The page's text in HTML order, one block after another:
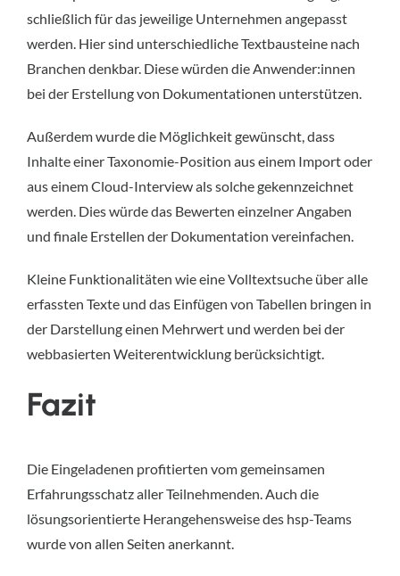
schließlich für das jeweilige Unternehmen angepasst
werden. Hier sind unterschiedliche Textbausteine nach
Branchen denkbar. Diese würden die Anwender:innen
bei der Erstellung von Dokumentationen unterstützen.
Außerdem wurde die Möglichkeit gewünscht, dass
Inhalte einer Taxonomie-Position aus einem Import oder
aus einem Cloud-Interview als solche gekennzeichnet
werden. Dies würde das Bewerten einzelner Angaben
und finale Erstellen der Dokumentation vereinfachen.
Kleine Funktionalitäten wie eine Volltextsuche über alle
erfassten Texte und das Einfügen von Tabellen bringen in
der Darstellung einen Mehrwert und werden bei der
webbasierten Weiterentwicklung berücksichtigt.
Fazit
Die Eingeladenen profitierten vom gemeinsamen
Erfahrungsschatz aller Teilnehmenden. Auch die
lösungsorientierte Herangehensweise des hsp-Teams
wurde von allen Seiten anerkannt.